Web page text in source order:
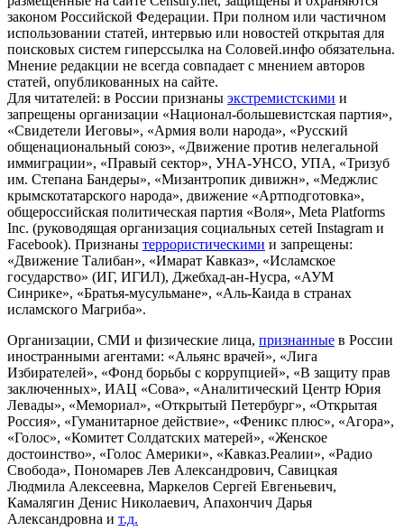
законом Российской Федерации. При полном или частичном
использовании статей, интервью или новостей открытая для
поисковых систем гиперссылка на Соловей.инфо обязательна.
Мнение редакции не всегда совпадает с мнением авторов
статей, опубликованных на сайте.
Для читателей: в России признаны экстремистскими и
запрещены организации «Национал-большевистская партия»,
«Свидетели Иеговы», «Армия воли народа», «Русский
общенациональный союз», «Движение против нелегальной
иммиграции», «Правый сектор», УНА-УНСО, УПА, «Тризуб
им. Степана Бандеры», «Мизантропик дивижн», «Меджлис
крымскотатарского народа», движение «Артподготовка»,
общероссийская политическая партия «Воля», Meta Platforms
Inc. (руководящая организация социальных сетей Instagram и
Facebook). Признаны террористическими и запрещены:
«Движение Талибан», «Имарат Кавказ», «Исламское
государство» (ИГ, ИГИЛ), Джебхад-ан-Нусра, «АУМ
Синрике», «Братья-мусульмане», «Аль-Каида в странах
исламского Магриба».
Организации, СМИ и физические лица, признанные в России
иностранными агентами: «Альянс врачей», «Лига
Избирателей», «Фонд борьбы с коррупцией», «В защиту прав
заключенных», ИАЦ «Сова», «Аналитический Центр Юрия
Левады», «Мемориал», «Открытый Петербург», «Открытая
Россия», «Гуманитарное действие», «Феникс плюс», «Агора»,
«Голос», «Комитет Солдатских матерей», «Женское
достоинство», «Голос Америки», «Кавказ.Реалии», «Радио
Свобода», Пономарев Лев Александрович, Савицкая
Людмила Алексеевна, Маркелов Сергей Евгеньевич,
Камалягин Денис Николаевич, Апахончич Дарья
Александровна и т.д.